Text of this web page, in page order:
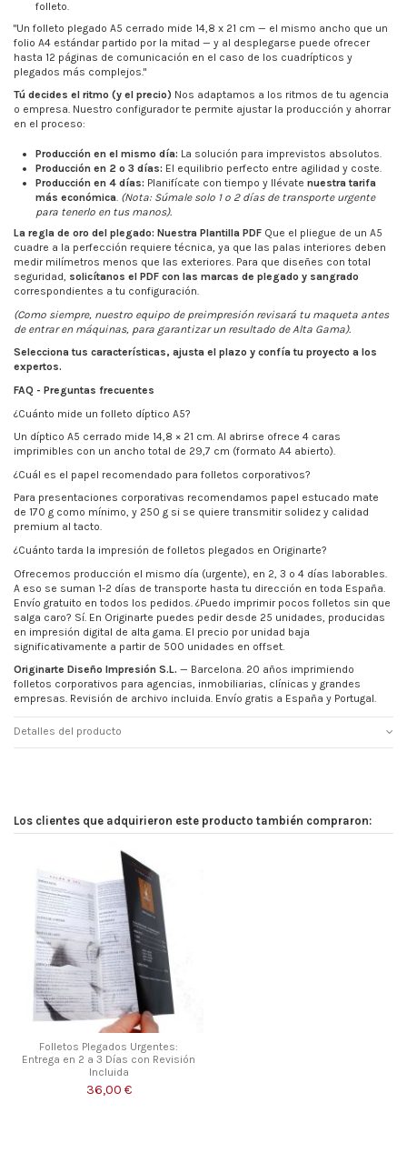
folleto.
"Un folleto plegado A5 cerrado mide 14,8 x 21 cm — el mismo ancho que un
folio A4 estándar partido por la mitad — y al desplegarse puede ofrecer
hasta 12 páginas de comunicación en el caso de los cuadrípticos y
plegados más complejos."
Tú decides el ritmo (y el precio) Nos adaptamos a los ritmos de tu agencia
o empresa. Nuestro configurador te permite ajustar la producción y ahorrar
en el proceso:
Producción en el mismo día: La solución para imprevistos absolutos.
Producción en 2 o 3 días: El equilibrio perfecto entre agilidad y coste.
Producción en 4 días: Planifícate con tiempo y llévate nuestra tarifa
más económica. (Nota: Súmale solo 1 o 2 días de transporte urgente
para tenerlo en tus manos).
La regla de oro del plegado: Nuestra Plantilla PDF Que el pliegue de un A5
cuadre a la perfección requiere técnica, ya que las palas interiores deben
medir milímetros menos que las exteriores. Para que diseñes con total
seguridad, solicítanos el PDF con las marcas de plegado y sangrado
correspondientes a tu configuración.
(Como siempre, nuestro equipo de preimpresión revisará tu maqueta antes
de entrar en máquinas, para garantizar un resultado de Alta Gama).
Selecciona tus características, ajusta el plazo y confía tu proyecto a los
expertos.
FAQ - Preguntas frecuentes
¿Cuánto mide un folleto díptico A5?
Un díptico A5 cerrado mide 14,8 × 21 cm. Al abrirse ofrece 4 caras
imprimibles con un ancho total de 29,7 cm (formato A4 abierto).
¿Cuál es el papel recomendado para folletos corporativos?
Para presentaciones corporativas recomendamos papel estucado mate
de 170 g como mínimo, y 250 g si se quiere transmitir solidez y calidad
premium al tacto.
¿Cuánto tarda la impresión de folletos plegados en Originarte?
Ofrecemos producción el mismo día (urgente), en 2, 3 o 4 días laborables.
A eso se suman 1-2 días de transporte hasta tu dirección en toda España.
Envío gratuito en todos los pedidos. ¿Puedo imprimir pocos folletos sin que
salga caro? Sí. En Originarte puedes pedir desde 25 unidades, producidas
en impresión digital de alta gama. El precio por unidad baja
significativamente a partir de 500 unidades en offset.
Originarte Diseño Impresión S.L. — Barcelona. 20 años imprimiendo
folletos corporativos para agencias, inmobiliarias, clínicas y grandes
empresas. Revisión de archivo incluida. Envío gratis a España y Portugal.
Detalles del producto
Los clientes que adquirieron este producto también compraron:
Folletos Plegados Urgentes:
Entrega en 2 a 3 Días con Revisión
Incluida
36,00 €